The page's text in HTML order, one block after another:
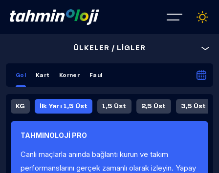
ÜLKELER / LİGLER
Gol Kart Korner Faul
KG İlk Yarı 1,5 Üst 1,5 Üst 2,5 Üst 3,5 Üst
Fauller Ortalama
TAHMINOLOJİ PRO
Canlı maçlarla anında bağlantı kurun ve takım
performanslarını gerçek zamanlı olarak izleyin. Yapay